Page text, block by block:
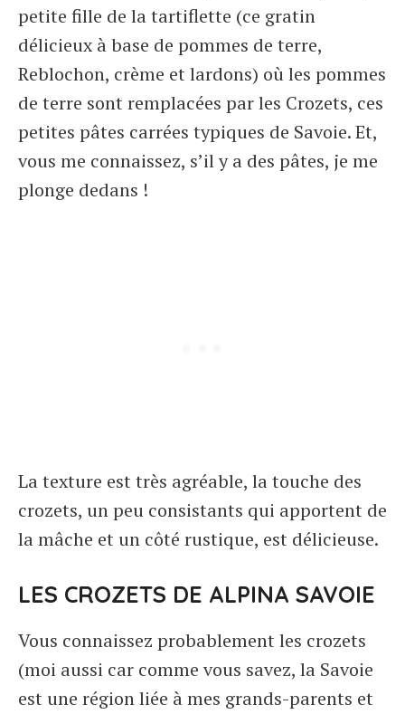
petite fille de la tartiflette (ce gratin
délicieux à base de pommes de terre,
Reblochon, crème et lardons) où les pommes
de terre sont remplacées par les Crozets, ces
petites pâtes carrées typiques de Savoie. Et,
vous me connaissez, s’il y a des pâtes, je me
plonge dedans !
La texture est très agréable, la touche des
crozets, un peu consistants qui apportent de
la mâche et un côté rustique, est délicieuse.
LES CROZETS DE ALPINA SAVOIE
Vous connaissez probablement les crozets
(moi aussi car comme vous savez, la Savoie
est une région liée à mes grands-parents et